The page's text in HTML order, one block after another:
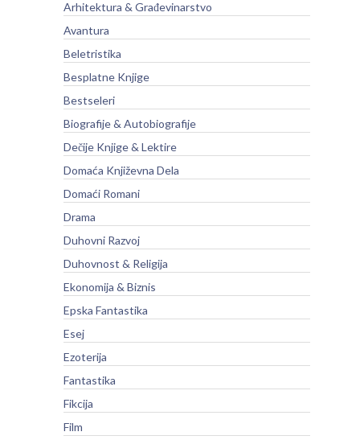
Arhitektura & Građevinarstvo
Avantura
Beletristika
Besplatne Knjige
Bestseleri
Biografije & Autobiografije
Dečije Knjige & Lektire
Domaća Književna Dela
Domaći Romani
Drama
Duhovni Razvoj
Duhovnost & Religija
Ekonomija & Biznis
Epska Fantastika
Esej
Ezoterija
Fantastika
Fikcija
Film